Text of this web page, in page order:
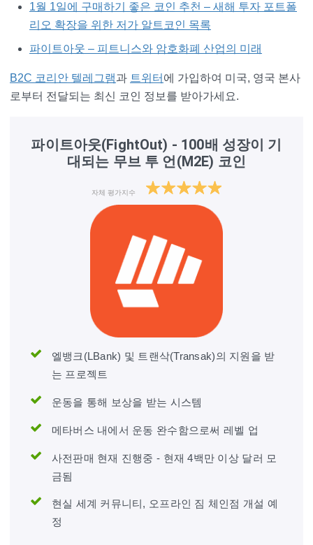
1월 1일에 구매하기 좋은 코인 추천 – 새해 투자 포트폴
리오 확장을 위한 저가 알트코인 목록
파이트아웃 – 피트니스와 암호화폐 산업의 미래
B2C 코리안 텔레그램과 트위터 에 가입하여 미국, 영국 본사
로부터 전달되는 최신 코인 정보를 받아가세요.
파이트아웃(FightOut) - 100배 성장이 기
대되는 무브 투 언(M2E) 코인
자체 평가지수
엘뱅크(LBank) 및 트랜삭(Transak)의 지원을 받
는 프로젝트
운동을 통해 보상을 받는 시스템
메타버스 내에서 운동 완수함으로써 레벨 업
사전판매 현재 진행중 - 현재 4백만 이상 달러 모
금됨
현실 세계 커뮤니티, 오프라인 짐 체인점 개설 예
정